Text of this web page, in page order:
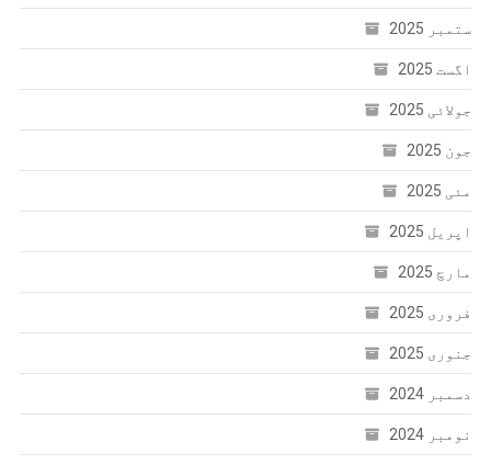
ستمبر 2025
اگست 2025
جولائی 2025
جون 2025
مئی 2025
اپریل 2025
مارچ 2025
فروری 2025
جنوری 2025
دسمبر 2024
نومبر 2024